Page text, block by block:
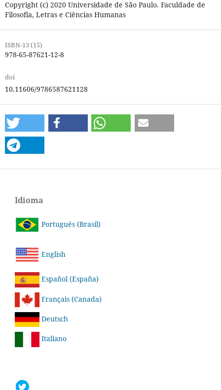
Copyright (c) 2020 Universidade de São Paulo. Faculdade de
Filosofia, Letras e Ciências Humanas
ISBN-13 (15)
978-65-87621-12-8
doi
10.11606/9786587621128
Idioma
Português (Brasil)
English
Español (España)
Français (Canada)
Deutsch
Italiano